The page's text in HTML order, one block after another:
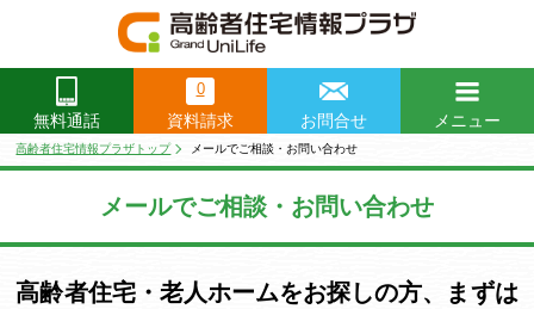
無料通話
0
資料請求 お問合せ
メニュー
高齢者住宅情報プラザトップ メールでご相談・お問い合わせ
メールでご相談・お問い合わせ
高齢者住宅・老人ホームをお探しの方、まずは